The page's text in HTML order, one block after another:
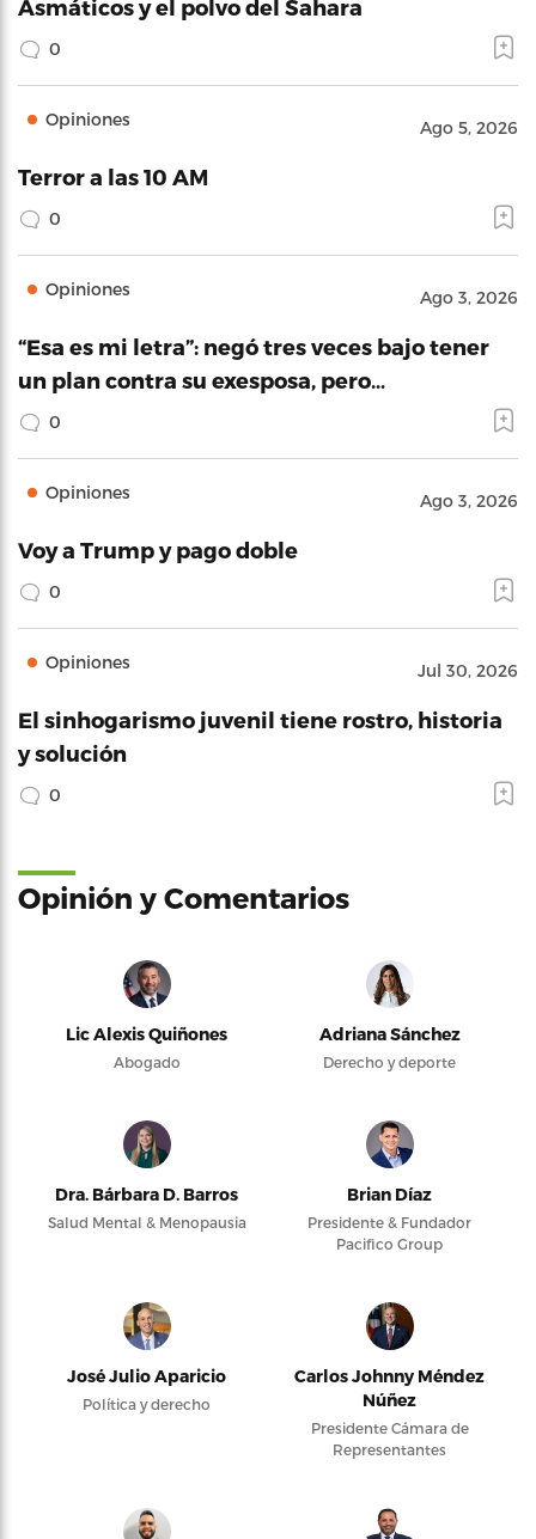
Asmáticos y el polvo del Sahara
0
Opiniones Ago 5, 2026
Terror a las 10 AM
0
Opiniones Ago 3, 2026
“Esa es mi letra”: negó tres veces bajo tener
un plan contra su exesposa, pero…
0
Opiniones Ago 3, 2026
Voy a Trump y pago doble
0
Opiniones Jul 30, 2026
El sinhogarismo juvenil tiene rostro, historia
y solución
0
Opinión y Comentarios
Lic Alexis Quiñones
Abogado
Adriana Sánchez
Derecho y deporte
Dra. Bárbara D. Barros
Salud Mental & Menopausia
Brian Díaz
Presidente & Fundador
Pacifico Group
José Julio Aparicio
Política y derecho
Carlos Johnny Méndez
Núñez
Presidente Cámara de
Representantes